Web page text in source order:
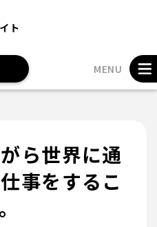
ト
MENU
ら世界に通
事をするこ